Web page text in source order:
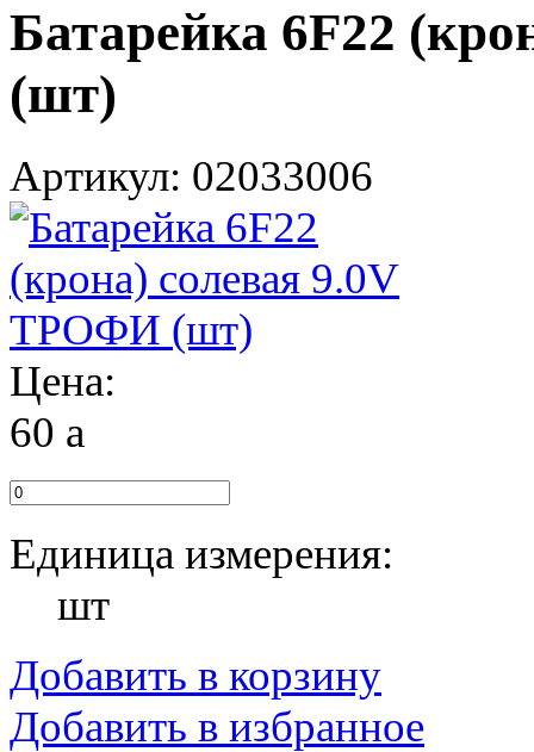
Батарейка 6F22
(шт)
Артикул: 02033006
Цена:
60 a
Единица измерения:
шт
Добавить в корзину
Добавить в избранное